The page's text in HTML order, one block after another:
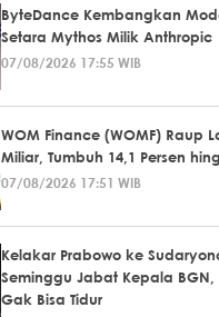
ByteDance Kembangkan
Setara Mythos Milik Anthropic
07/08/2026 17:55 WIB
WOM Finance (WOMF) Raup
Miliar, Tumbuh 14,1 Persen
07/08/2026 17:51 WIB
Kelakar Prabowo ke
Seminggu Jabat Kepala
Gak Bisa Tidur